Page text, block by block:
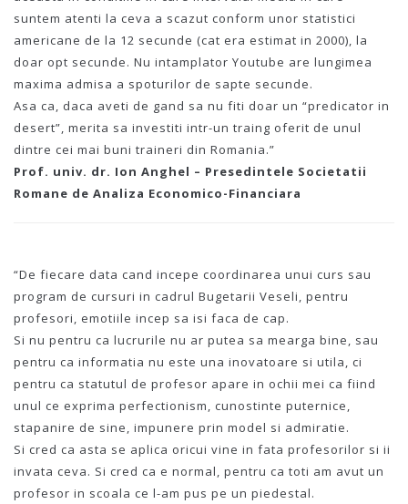
suntem atenti la ceva a scazut conform unor statistici
americane de la 12 secunde (cat era estimat in 2000), la
doar opt secunde. Nu intamplator Youtube are lungimea
maxima admisa a spoturilor de sapte secunde.
Asa ca, daca aveti de gand sa nu fiti doar un “predicator in
desert”, merita sa investiti intr-un traing oferit de unul
dintre cei mai buni traineri din Romania.”
Prof. univ. dr. Ion Anghel – Presedintele Societatii
Romane de Analiza Economico-Financiara
“De fiecare data cand incepe coordinarea unui curs sau
program de cursuri in cadrul Bugetarii Veseli, pentru
profesori, emotiile incep sa isi faca de cap.
Si nu pentru ca lucrurile nu ar putea sa mearga bine, sau
pentru ca informatia nu este una inovatoare si utila, ci
pentru ca statutul de profesor apare in ochii mei ca fiind
unul ce exprima perfectionism, cunostinte puternice,
stapanire de sine, impunere prin model si admiratie.
Si cred ca asta se aplica oricui vine in fata profesorilor si ii
invata ceva. Si cred ca e normal, pentru ca toti am avut un
profesor in scoala ce l-am pus pe un piedestal.